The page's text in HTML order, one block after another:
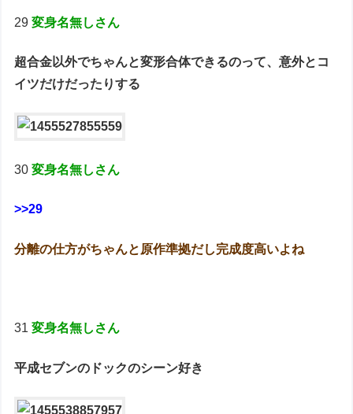
29 変身名無しさん
超合金以外でちゃんと変形合体できるのって、意外とコ
イツだけだったりする
30 変身名無しさん
>>29
分離の仕方がちゃんと原作準拠だし完成度高いよね
31 変身名無しさん
平成セブンのドックのシーン好き